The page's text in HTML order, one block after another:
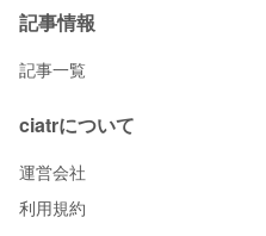
記事情報
記事一覧
ciatrについて
運営会社
利用規約